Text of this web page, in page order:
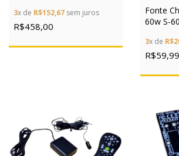
3x de R$152,67 sem juros
R$458,00
Fonte
60w S-
3x de
R$59,99